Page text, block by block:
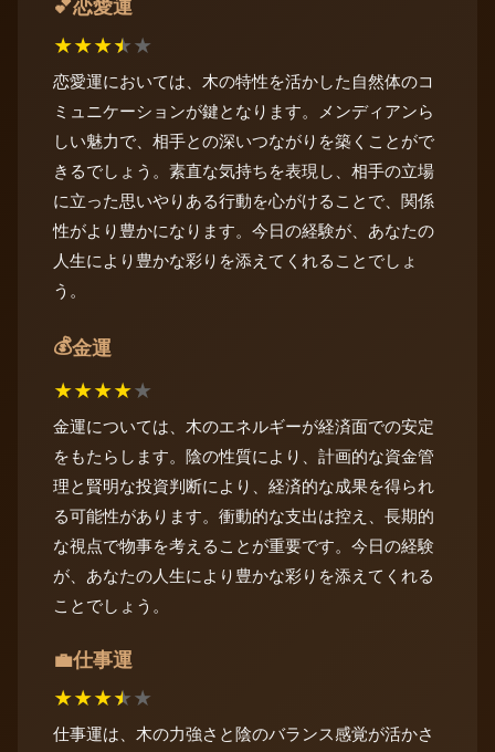
💕恋愛運
★★★★★
恋愛運においては、木の特性を活かした自然体のコ
ミュニケーションが鍵となります。メンディアンら
しい魅力で、相手との深いつながりを築くことがで
きるでしょう。素直な気持ちを表現し、相手の立場
に立った思いやりある行動を心がけることで、関係
性がより豊かになります。今日の経験が、あなたの
人生により豊かな彩りを添えてくれることでしょ
う。
💰金運
★★★★★
金運については、木のエネルギーが経済面での安定
をもたらします。陰の性質により、計画的な資金管
理と賢明な投資判断により、経済的な成果を得られ
る可能性があります。衝動的な支出は控え、長期的
な視点で物事を考えることが重要です。今日の経験
が、あなたの人生により豊かな彩りを添えてくれる
ことでしょう。
💼仕事運
★★★★★
仕事運は、木の力強さと陰のバランス感覚が活かさ